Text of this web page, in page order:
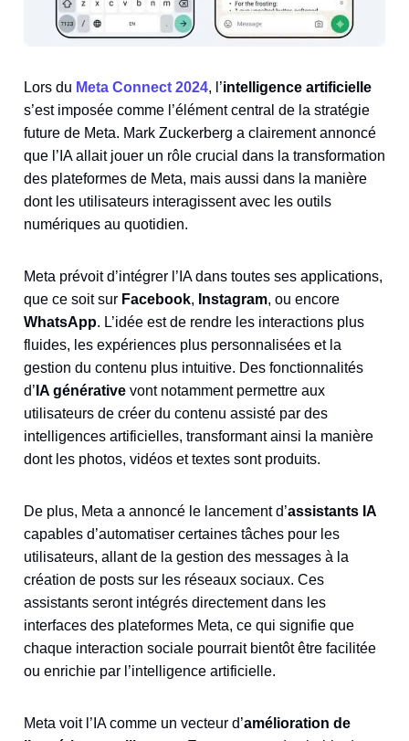
Lors du Meta Connect 2024, l’intelligence artificielle
s’est imposée comme l’élément central de la stratégie
future de Meta. Mark Zuckerberg a clairement annoncé
que l’IA allait jouer un rôle crucial dans la transformation
des plateformes de Meta, mais aussi dans la manière
dont les utilisateurs interagissent avec les outils
numériques au quotidien.
Meta prévoit d’intégrer l’IA dans toutes ses applications,
que ce soit sur Facebook, Instagram, ou encore
WhatsApp. L’idée est de rendre les interactions plus
fluides, les expériences plus personnalisées et la
gestion du contenu plus intuitive. Des fonctionnalités
d’ IA générative vont notamment permettre aux
utilisateurs de créer du contenu assisté par des
intelligences artificielles, transformant ainsi la manière
dont les photos, vidéos et textes sont produits.
De plus, Meta a annoncé le lancement d’assistants IA
capables d’automatiser certaines tâches pour les
utilisateurs, allant de la gestion des messages à la
création de posts sur les réseaux sociaux. Ces
assistants seront intégrés directement dans les
interfaces des plateformes Meta, ce qui signifie que
chaque interaction sociale pourrait bientôt être facilitée
ou enrichie par l’intelligence artificielle.
Meta voit l’IA comme un vecteur d’amélioration de